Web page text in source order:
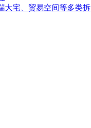
大宅、贸易空间等多类拆